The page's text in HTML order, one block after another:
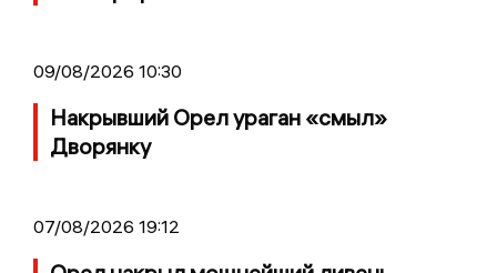
09/08/2026 10:30
Накрывший Орел ураган «смыл»
Дворянку
07/08/2026 19:12